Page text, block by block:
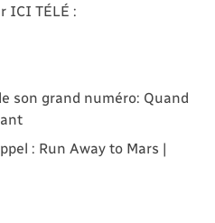
ICI TÉLÉ :
son grand numéro: Quand
: Run Away to Mars |